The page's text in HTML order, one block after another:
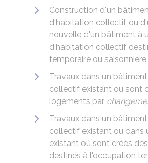
Construction d'un
d'habitation collectif ou
nouvelle d'un bâtiment à
d'habitation collectif
temporaire ou saisonnière
Travaux dans un
collectif existant où sont
logements par
Travaux dans un
collectif existant ou dans
existant où sont créés
destinés à l'occupation